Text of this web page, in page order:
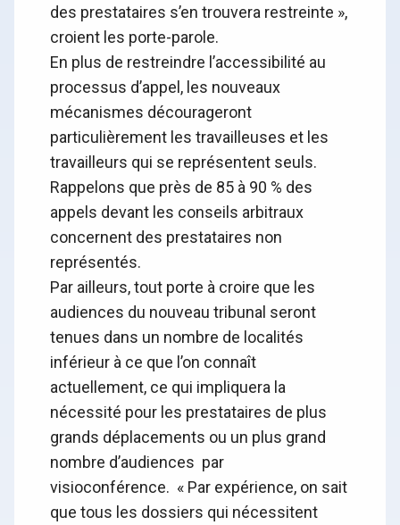
des prestataires s’en trouvera restreinte »,
croient les porte-parole.
En plus de restreindre l’accessibilité au
processus d’appel, les nouveaux
mécanismes décourageront
particulièrement les travailleuses et les
travailleurs qui se représentent seuls.
Rappelons que près de 85 à 90 % des
appels devant les conseils arbitraux
concernent des prestataires non
représentés.
Par ailleurs, tout porte à croire que les
audiences du nouveau tribunal seront
tenues dans un nombre de localités
inférieur à ce que l’on connaît
actuellement, ce qui impliquera la
nécessité pour les prestataires de plus
grands déplacements ou un plus grand
nombre d’audiences par
visioconférence. « Par expérience, on sait
que tous les dossiers qui nécessitent